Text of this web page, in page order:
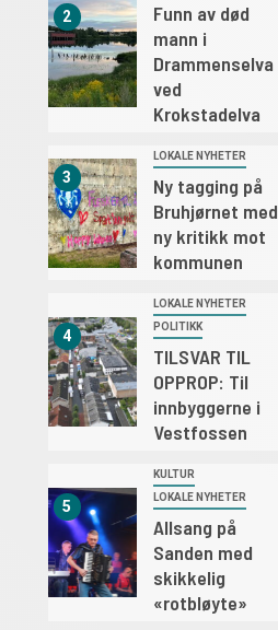
2
Funn av død
mann i
Drammenselva
ved
Krokstadelva
3
LOKALE NYHETER
Ny tagging på
Bruhjørnet med
ny kritikk mot
kommunen
4
LOKALE NYHETER
POLITIKK
TILSVAR TIL
OPPROP: Til
innbyggerne i
Vestfossen
5
KULTUR
LOKALE NYHETER
Allsang på
Sanden med
skikkelig
«rotbløyte»
«rotbløyte»